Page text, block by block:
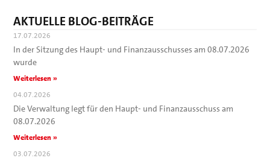
AKTUELLE BLOG-BEITRÄGE
17.07.2026
In der Sitzung des Haupt- und Finanzausschusses am 08.07.2026
wurde
Weiterlesen »
04.07.2026
Die Verwaltung legt für den Haupt- und Finanzausschuss am
08.07.2026
Weiterlesen »
03.07.2026